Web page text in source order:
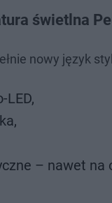
świetlna
nowy język
LED,
– nawet na